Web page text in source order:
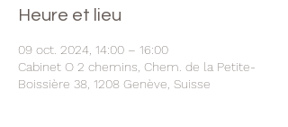
Heure et lieu
09 oct. 2024, 14:00 – 16:00
Cabinet O 2 chemins, Chem. de la Petite-
Boissière 38, 1208 Genève, Suisse